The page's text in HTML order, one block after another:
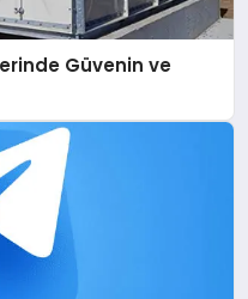
Güvenin ve